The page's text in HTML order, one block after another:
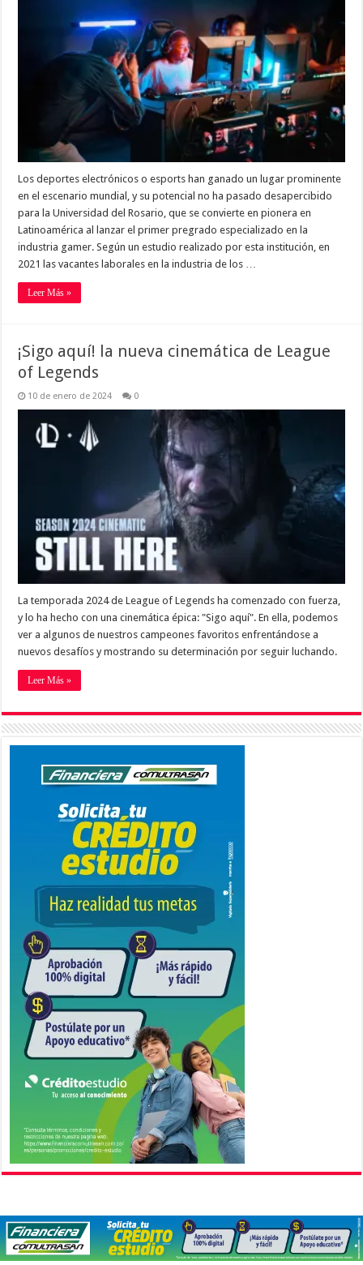
Los deportes electrónicos o esports han ganado un lugar prominente
en el escenario mundial, y su potencial no ha pasado desapercibido
para la Universidad del Rosario, que se convierte en pionera en
Latinoamérica al lanzar el primer pregrado especializado en la
industria gamer. Según un estudio realizado por esta institución, en
2021 las vacantes laborales en la industria de los …
Leer Más »
¡Sigo aquí! la nueva cinemática de League
of Legends
10 de enero de 2024 0
La temporada 2024 de League of Legends ha comenzado con fuerza,
y lo ha hecho con una cinemática épica: "Sigo aquí". En ella, podemos
ver a algunos de nuestros campeones favoritos enfrentándose a
nuevos desafíos y mostrando su determinación por seguir luchando.
Leer Más »